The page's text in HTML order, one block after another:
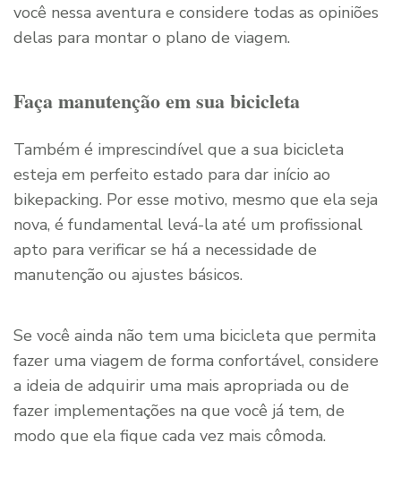
você nessa aventura e considere todas as opiniões
delas para montar o plano de viagem.
Faça manutenção em sua bicicleta
Também é imprescindível que a sua bicicleta
esteja em perfeito estado para dar início ao
bikepacking. Por esse motivo, mesmo que ela seja
nova, é fundamental levá-la até um profissional
apto para verificar se há a necessidade de
manutenção ou ajustes básicos.
Se você ainda não tem uma bicicleta que permita
fazer uma viagem de forma confortável, considere
a ideia de adquirir uma mais apropriada ou de
fazer implementações na que você já tem, de
modo que ela fique cada vez mais cômoda.